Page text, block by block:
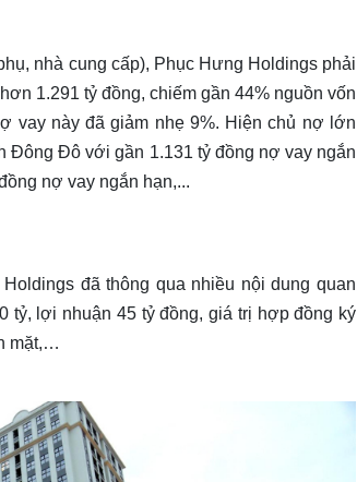
nhà cung cấp), Phục Hưng Holdings phải
1.291 tỷ đồng, chiếm gần 44% nguồn vốn
vay này đã giảm nhẹ 9%. Hiện chủ nợ lớn
Đông Đô với gần 1.131 tỷ đồng nợ vay ngắn
nợ vay ngắn hạn,...
đã thông qua nhiều nội dung quan
tỷ, lợi nhuận 45 tỷ đồng, giá trị hợp đồng ký
mặt,…